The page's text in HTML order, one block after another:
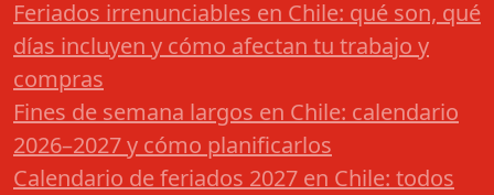
Feriados irrenunciables en Chile: qué son, qué
días incluyen y cómo afectan tu trabajo y
compras
Fines de semana largos en Chile: calendario
2026–2027 y cómo planificarlos
Calendario de feriados 2027 en Chile: todos